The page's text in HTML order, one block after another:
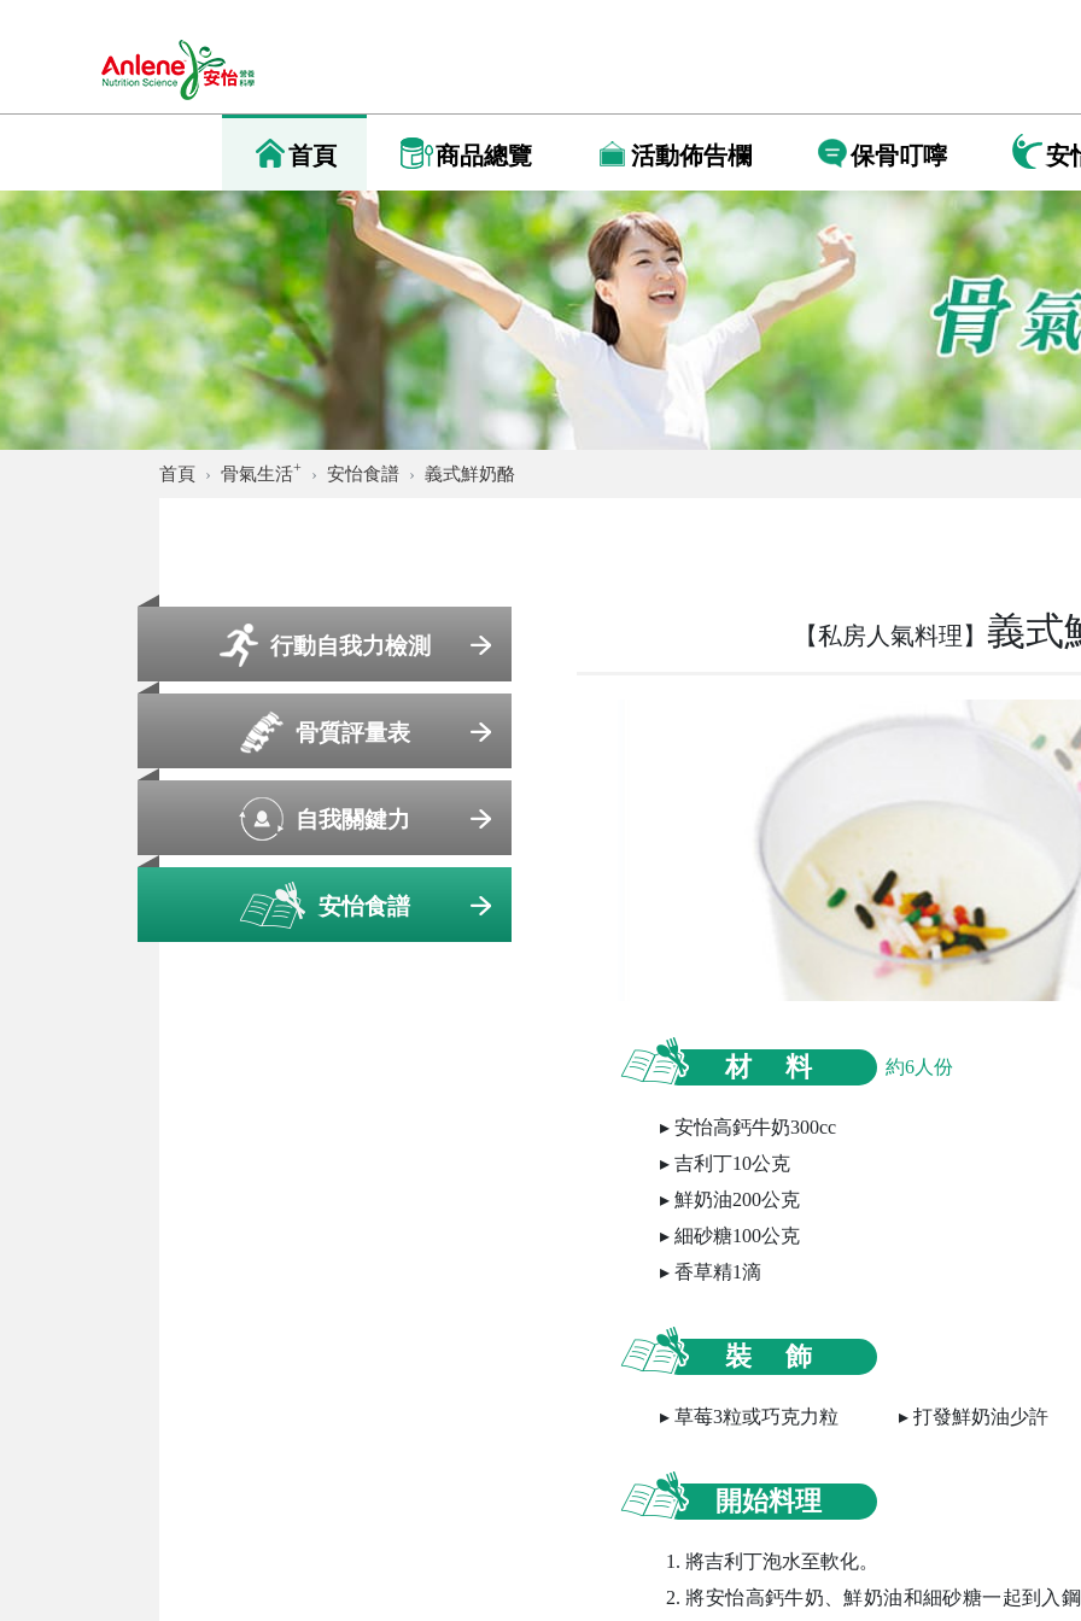
首頁 商品總覽 活動佈告欄 保骨叮嚀 安
首頁 骨氣生活+ 安怡食譜 義式鮮奶酪
行動自我力檢測
骨質評量表
自我關鍵力
安怡食譜
【私房人氣料理】 義式
材 料 約6人份
安怡高鈣牛奶300cc
吉利丁10公克
鮮奶油200公克
細砂糖100公克
香草精1滴
裝 飾
草莓3粒或巧克力粒 打發鮮奶油少許
開始料理
1. 將吉利丁泡水至軟化。
2. 將安怡高鈣牛奶、鮮奶油和細砂糖一起到入